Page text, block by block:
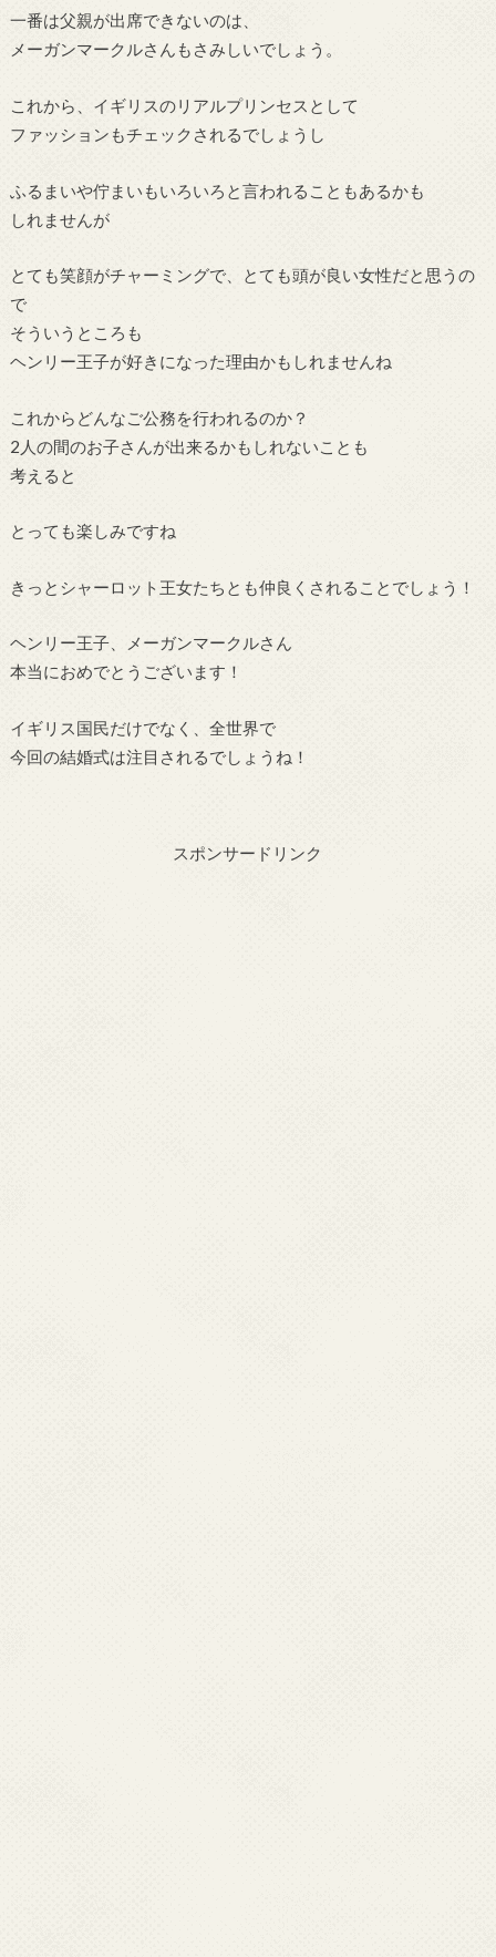
一番は父親が出席できないのは、
メーガンマークルさんもさみしいでしょう。
これから、イギリスのリアルプリンセスとして
ファッションもチェックされるでしょうし
ふるまいや佇まいもいろいろと言われることもあるかも
しれませんが
とても笑顔がチャーミングで、とても頭が良い女性だと思うの
で
そういうところも
ヘンリー王子が好きになった理由かもしれませんね
これからどんなご公務を行われるのか？
2人の間のお子さんが出来るかもしれないことも
考えると
とっても楽しみですね
きっとシャーロット王女たちとも仲良くされることでしょう！
ヘンリー王子、メーガンマークルさん
本当におめでとうございます！
イギリス国民だけでなく、全世界で
今回の結婚式は注目されるでしょうね！
スポンサードリンク